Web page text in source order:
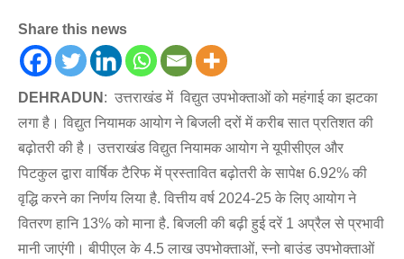
Share this news
DEHRADUN : उत्तराखंड में विद्युत उपभोक्ताओं को महंगाई का झटका
लगा है। विद्युत नियामक आयोग ने बिजली दरों में करीब सात प्रतिशत की
बढ़ोतरी की है। उत्तराखंड विद्युत नियामक आयोग ने यूपीसीएल और
पिटकुल द्वारा वार्षिक टैरिफ में प्रस्तावित बढ़ोतरी के सापेक्ष 6.92% की
वृद्धि करने का निर्णय लिया है. वित्तीय वर्ष 2024-25 के लिए आयोग ने
वितरण हानि 13% को माना है. बिजली की बढ़ी हुई दरें 1 अप्रैल से प्रभावी
मानी जाएंगी। बीपीएल के 4.5 लाख उपभोक्ताओं, स्नो बाउंड उपभोक्ताओं